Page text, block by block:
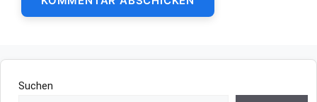
Suchen